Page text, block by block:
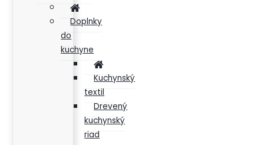
Doplnky
do
kuchyne
Kuchynský
textil
Drevený
kuchynský
riad